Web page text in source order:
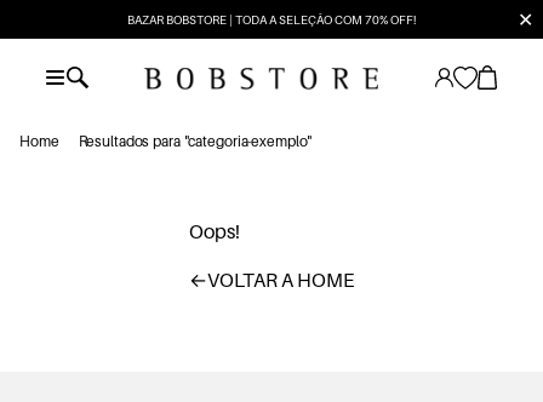
BAZAR BOBSTORE | TODA A SELEÇÃO COM 70% OFF! ✕
Home Resultados para "categoria-exemplo"
Oops!
←VOLTAR A HOME